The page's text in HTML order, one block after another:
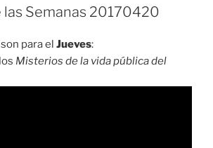
las Semanas 20170420
para el Jueves:
Misterios de la vida pública del